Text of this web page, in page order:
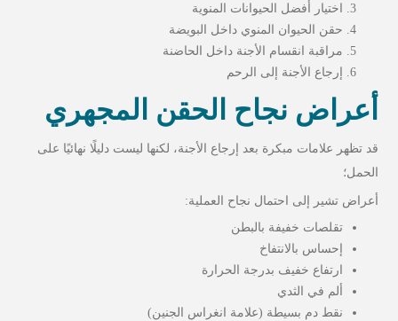
اختيار أفضل الحيوانات المنوية
حقن الحيوان المنوي داخل البويضة
مراقبة انقسام الأجنة داخل الحاضنة
إرجاع الأجنة إلى الرحم
أعراض نجاح الحقن المجهري
قد تظهر علامات مبكرة بعد إرجاع الأجنة، لكنها ليست دليلًا نهائيًا على
الحمل؛
أعراض تشير إلى احتمال نجاح العملية:
تقلصات خفيفة بالبطن
إحساس بالانتفاخ
ارتفاع خفيف بدرجة الحرارة
ألم في الثدي
نقط دم بسيطة (علامة انغراس الجنين)